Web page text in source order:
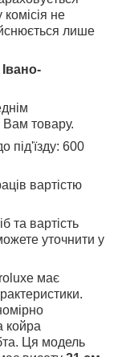
не
лише
Івано-
Вам товару.
під'їзду: 600
вартістю
та вартість
уточнити у
має
койра
Ця модель